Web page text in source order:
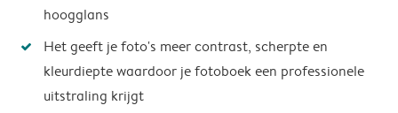
hoogglans
Het geeft je foto's meer contrast, scherpte en
kleurdiepte waardoor je fotoboek een professionele
uitstraling krijgt